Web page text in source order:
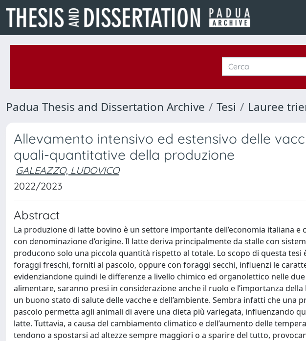
Padua Thesis and Dissertation Archive Tesi Lauree
Allevamento intensivo ed estensivo delle
quali-quantitative della produzione
GALEAZZO, LUDOVICO
2022/2023
Abstract
La produzione di latte bovino è un settore importante dell’economia italiana
con denominazione d’origine. Il latte deriva principalmente da stalle con
producono solo una piccola quantità rispetto al totale. Lo scopo di questa tesi
foraggi freschi, forniti al pascolo, oppure con foraggi secchi, influenzi le
evidenziandone quindi le differenze a livello chimico ed organolettico nelle
alimentare, saranno presi in considerazione anche il ruolo e l’importanza
un buono stato di salute delle vacche e dell’ambiente. Sembra infatti che una
pascolo permetta agli animali di avere una dieta più variegata, influenzando
latte. Tuttavia, a causa del cambiamento climatico e dell’aumento delle
tendono a spostarsi ad altezze sempre maggiori o a sparire del tutto,